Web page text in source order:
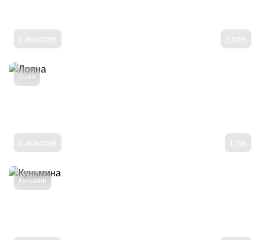
4 тура
1 экскурсия
Лоян
1 тур
5 экскурсий
Куньмин